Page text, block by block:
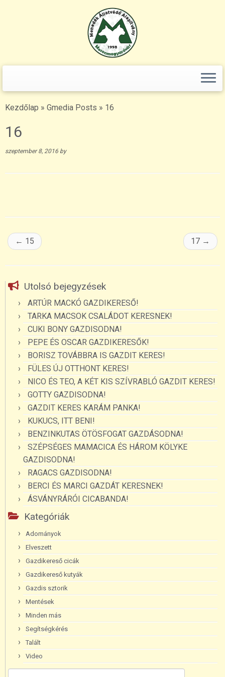
to
Kezdőlap » Gmedia Posts » 16
16
szeptember 8, 2016 by
← 15 17 →
Utolsó bejegyzések
ARTÚR MACKÓ GAZDIKERESŐ!
TARKA MACSOK CSALÁDOT KERESNEK!
CUKI BONY GAZDISODNA!
PEPE ÉS OSCAR GAZDIKERESŐK!
BORISZ TOVÁBBRA IS GAZDIT KERES!
FÜLES ÚJ OTTHONT KERES!
NICO ÉS TEO, A KÉT KIS SZÍVRABLÓ GAZDIT KERES!
GOTTY GAZDISODNA!
GAZDIT KERES KARÁM PANKA!
KUKUCS, ITT BENI!
BENZINKUTAS ÖTÖSFOGAT GAZDÁSODNA!
SZÉPSÉGES MAMACICA ÉS HÁROM KÖLYKE
GAZDISODNA!
RAGACS GAZDISODNA!
BERCI ÉS MARCI GAZDÁT KERESNEK!
ÁSVÁNYRÁRÓI CICABANDA!
Kategóriák
Adományok
Elveszett
Gazdikereső cicák
Gazdikereső kutyák
Gazdis sztorik
Mentések
Minden más
Segítségkérés
Talált
Video